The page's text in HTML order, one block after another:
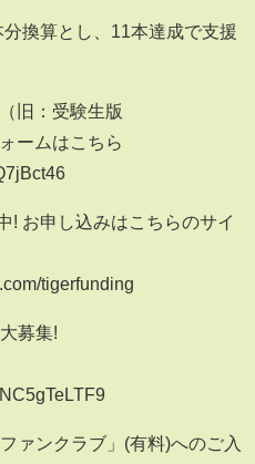
換算とし、11本達成で支援
旧：受験生版
ームはこちら
お申し込みはこちらのサイ
tigerfunding
募集!
ァンクラブ」(有料)へのご入